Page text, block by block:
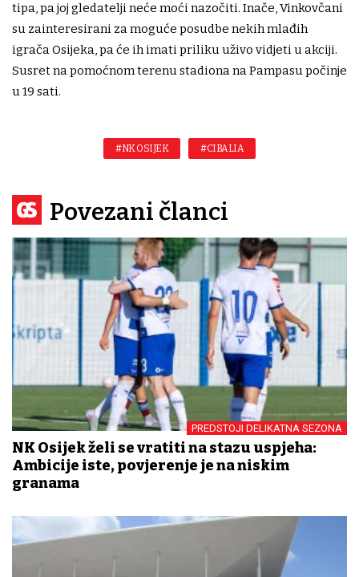
tipa, pa joj gledatelji neće moći nazočiti. Inače, Vinkovčani
su zainteresirani za moguće posudbe nekih mlađih
igrača Osijeka, pa će ih imati priliku uživo vidjeti u akciji.
Susret na pomoćnom terenu stadiona na Pampasu počinje
u 19 sati.
#NK OSIJEK #CIBALIA
Povezani članci
PREDSTOJI DELIKATNA SEZONA
NK Osijek želi se vratiti na stazu uspjeha:
Ambicije iste, povjerenje je na niskim
granama